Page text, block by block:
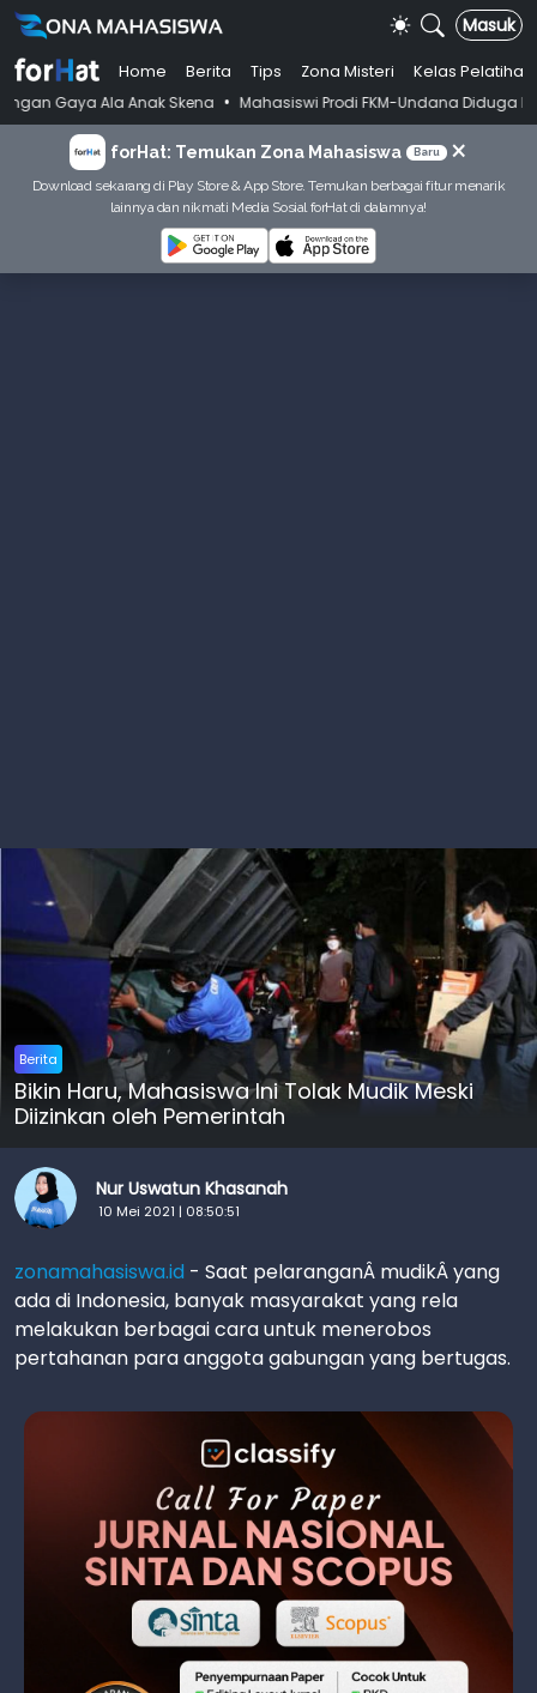
Masuk
Home Berita Tips Zona Misteri
Kelas Pelatihan
Anak Skena • Mahasiswi Prodi FKM-Undana Diduga Depresi Berat
forHat: Temukan Zona Mahasiswa Baru ×
Download sekarang di Play Store & App Store. Temukan berbagai fitur menarik
lainnya dan nikmati Media Sosial forHat di dalamnya!
Berita
Bikin Haru, Mahasiswa Ini Tolak Mudik Meski
Diizinkan oleh Pemerintah
Nur Uswatun Khasanah
10 Mei 2021 | 08:50:51
zonamahasiswa.id - Saat pelaranganÂ mudikÂ yang
ada di Indonesia, banyak masyarakat yang rela
melakukan berbagai cara untuk menerobos
pertahanan para anggota gabungan yang bertugas.